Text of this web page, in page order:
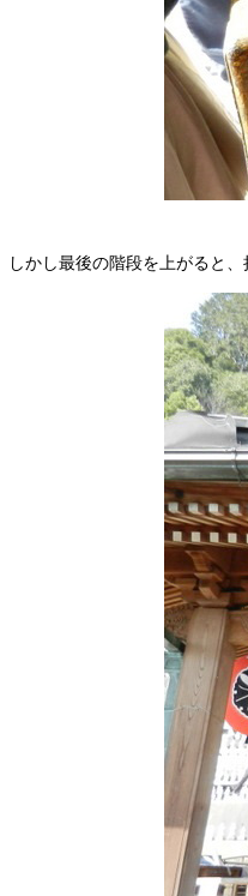
しかし最後の階段を上がると